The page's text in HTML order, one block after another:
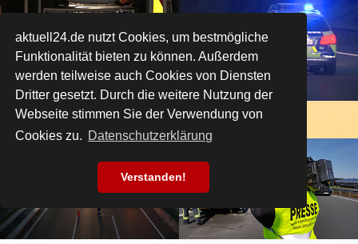
aktuell24.de nutzt Cookies, um bestmögliche
Funktionalität bieten zu können. Außerdem
werden teilweise auch Cookies von Diensten
Dritter gesetzt. Durch die weitere Nutzung der
Webseite stimmen Sie der Verwendung von
Cookies zu. Datenschutzerklärung
Verstanden!